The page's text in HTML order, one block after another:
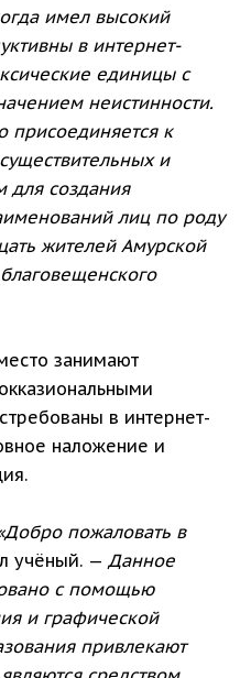
имел высокий
в интернет-
единицы с
неистинности.
присоединяется к
и
для создания
лиц по роду
жителей Амурской
занимают
в интернет-
наложение и
пожаловать в
учёный. — Данное
с помощью
и графической
привлекают